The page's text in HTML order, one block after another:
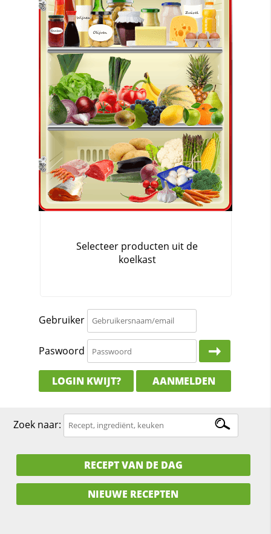
Gebruiker
Paswoord
LOGIN KWIJT? AANMELDEN
Zoek naar:
RECEPT VAN DE DAG
NIEUWE RECEPTEN